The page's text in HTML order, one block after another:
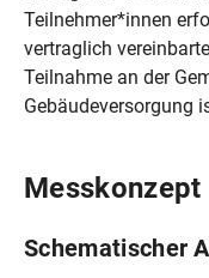
Teilnehmer*innen
vertraglich
Teilnahme an der
Gebäudeversorgung
Messkonzept
Schematischer